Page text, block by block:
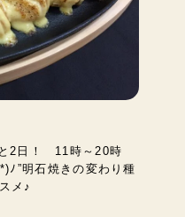
2日！ 11時～20時
”明石焼きの変わり種
メ♪